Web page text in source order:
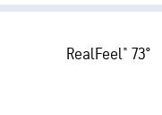
AccuLumen
Cobertura de
RealFeel® 73°